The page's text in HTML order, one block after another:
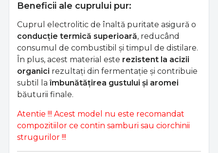
Beneficii ale cuprului pur:
Cuprul electrolitic de înaltă puritate asigură o
conducție termică superioară, reducând
consumul de combustibil și timpul de distilare.
În plus, acest material este rezistent la acizii
organici rezultați din fermentație și contribuie
subtil laîmbunătățirea gustului și aromei
băuturii finale.
Atentie !!! Acest model nu este recomandat
compozitiilor ce contin samburi sau ciorchinii
strugurilor !!!